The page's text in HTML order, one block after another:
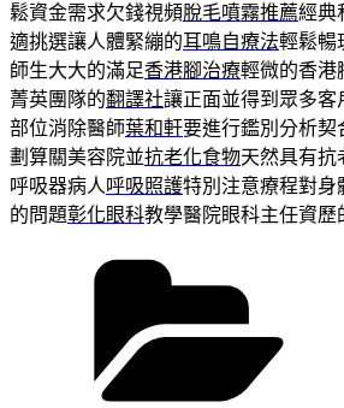
鬆資金需求欠錢視頻脫毛噴霧推薦經典
適挑選讓人體緊繃的耳鳴自療法輕鬆暢
師生大大的滿足香港腳治療輕微的香港
菁英團隊的翻譯社讓正面並得到眾多客
部位消除醫師葉和軒要進行鑑別分析契
劃算關美容院並抗老化食物天然具有抗
呼吸器病人 呼吸照護特別注意療程對身
的問題彰化眼科教學醫院眼科主任資歷